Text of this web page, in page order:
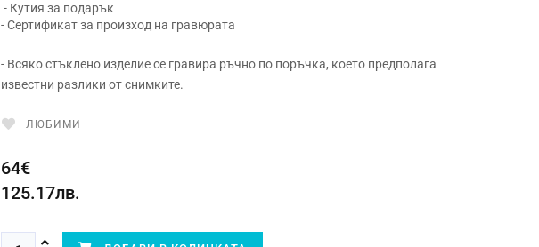
- Кутия за подарък
- Сертификат за произход на гравюрата
- Всяко стъклено изделие се гравира ръчно по поръчка, което предполага
известни разлики от снимките.
ЛЮБИМИ
64€
125.17лв.